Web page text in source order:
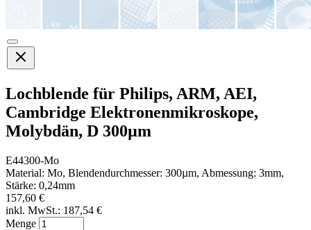
Lochblende für Philips, ARM, AEI,
Cambridge Elektronenmikroskope,
Molybdän, D 300µm
E44300-Mo
Material: Mo, Blendendurchmesser: 300µm, Abmessung: 3mm,
Stärke: 0,24mm
157,60 €
inkl. MwSt.: 187,54 €
Menge